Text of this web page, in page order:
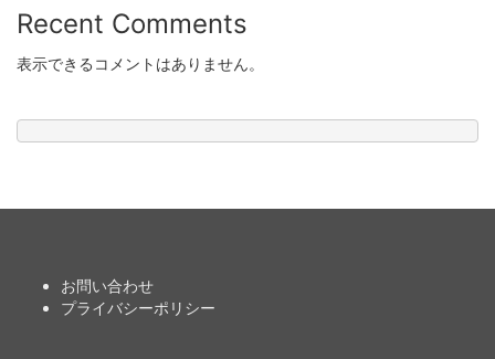
Recent Comments
表示できるコメントはありません。
お問い合わせ
プライバシーポリシー